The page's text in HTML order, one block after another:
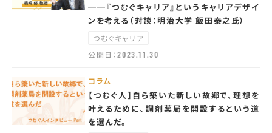
──『つむぐキャリア』というキャリアデザイ
ンを考える（対談：明治大学 飯田泰之氏）
つむぐキャリア
公開日：2023.11.30
コラム
【つむぐ人】自ら築いた新しい故郷で、理想を
叶えるために、調剤薬局を開設するという道
を選んだ。